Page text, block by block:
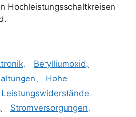
Hochleistungsschaltkreisen
、 Berylliumoxid 、
、 Hohe
Leistungswiderstände、
、 Stromversorgungen、